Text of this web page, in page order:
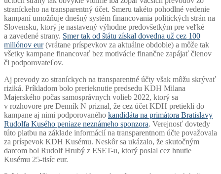
straníckeho na transparentný účet. Smeru takéto pohodlné vedenie
kampaní umožňuje dnešný systém financovania politických strán na
Slovensku, ktorý je nastavený výhodne predovšetkým pre veľké
a zavedené strany. Smer tak od štátu získal dovedna už cez 100
miliónov eur(vrátane príspevkov za aktuálne obdobie) a môže tak
všetky kampane financovať bez motivácie finančne zapájať členov
či podporovateľov.
Aj prevody zo straníckych na transparentné účty však môžu skrývať
riziká. Príkladom bolo prerieknutie predsedu KDH Milana
Majerského počas samosprávnych volieb 2022, ktorý sa
v rozhovore pre Denník N priznal, že cez účet KDH pretiekli do
kampane aj nimi podporovaného kandidáta na primátora Bratislavy
Rudolfa Kusého peniaze neznámeho sponzora. Verejnosť dovtedy
túto platbu na základe informácií na transparentnom účte považovala
za príspevok KDH Kusému. Neskôr sa ukázalo, že skutočným
darcom bol Rudolf Hrubý z ESET-u, ktorý poslal cez hnutie
Kusému 25-tisíc eur.